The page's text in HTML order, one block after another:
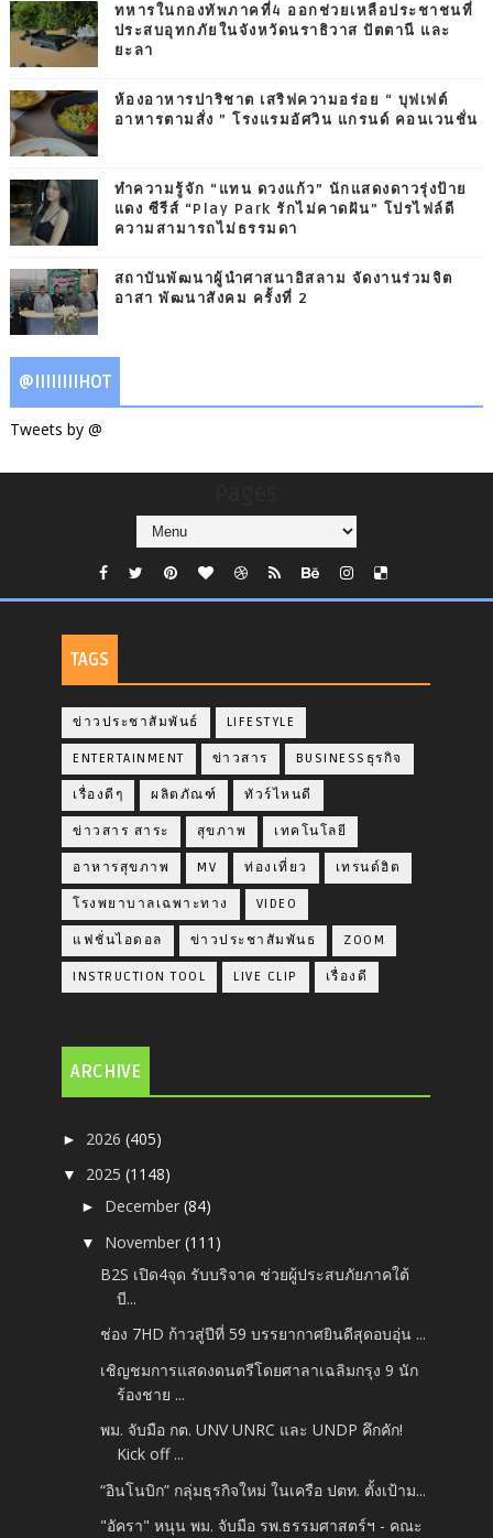
ทหารในกองทัพภาคที่4 ออกช่วยเหลือประชาชนที่
ประสบอุทกภัยในจังหวัดนราธิวาส ปัตตานี และ
ยะลา
ห้องอาหารปาริชาต เสริฟความอร่อย “ บุฟเฟต์
อาหารตามสั่ง ” โรงแรมอัศวิน แกรนด์ คอนเวนชั่น
ทำความรู้จัก “แทน ดวงแก้ว” นักแสดงดาวรุ่งป้าย
แดง ซีรีส์ “Play Park รักไม่คาดฝัน” โปรไฟล์ดี
ความสามารถไม่ธรรมดา
สถาบันพัฒนาผู้นำศาสนาอิสลาม จัดงานร่วมจิต
อาสา พัฒนาสังคม ครั้งที่ 2
@IIIIIIIIHOT
Tweets by @
TAGS
ข่าวประชาสัมพันธ์ LIFESTYLE
ENTERTAINMENT ข่าวสาร BUSINESSธุรกิจ
เรื่องดีๆ ผลิตภัณฑ์ ทัวร์ไหนดี
ข่าวสาร สาระ สุขภาพ เทคโนโลยี
อาหารสุขภาพ MV ท่องเที่ยว เทรนด์ฮิต
โรงพยาบาลเฉพาะทาง VIDEO
แฟชั่นไอดอล ข่าวประชาสัมพันธ ZOOM
INSTRUCTION TOOL LIVE CLIP เรื่องดี
ARCHIVE
► 2026(405)
▼ 2025(1148)
► December(84)
▼ November(111)
B2S เปิด4จุด รับบริจาค ช่วยผู้ประสบภัยภาคใต้
บี...
ช่อง 7HD ก้าวสู่ปีที่ 59 บรรยากาศยินดีสุดอบอุ่น ...
เชิญชมการแสดงดนตรีโดยศาลาเฉลิมกรุง 9 นัก
ร้องชาย ...
พม. จับมือ กต. UNV UNRC และ UNDP คึกคัก!
Kick off ...
“อินโนบิก” กลุ่มธุรกิจใหม่ ในเครือ ปตท. ตั้งเป้าม...
"อัครา" หนุน พม. จับมือ รพ.ธรรมศาสตร์ฯ - คณะ